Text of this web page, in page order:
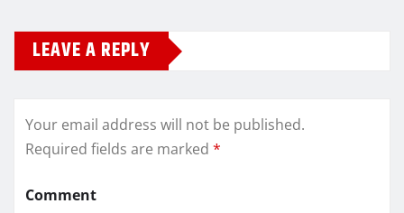
LEAVE A REPLY
Your email address will not be published.
Required fields are marked *
Comment